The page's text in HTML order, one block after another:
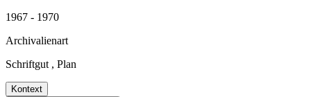
1967 - 1970
Archivalienart
Schriftgut , Plan
Kontext